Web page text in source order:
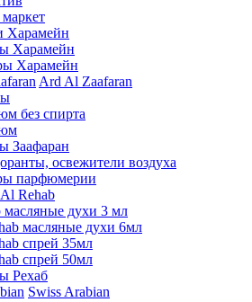
Харамейн
Харамейн
Харамейн
Ard Al Zaafaran
без спирта
Заафаран
освежители воздуха
парфюмерии
Al Rehab
масляные духи 3 мл
масляные духи 6мл
спрей 35мл
спрей 50мл
Рехаб
Swiss Arabian